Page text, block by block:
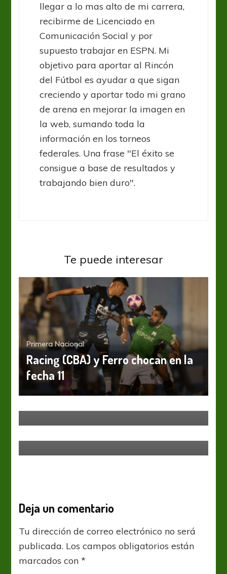
llegar a lo mas alto de mi carrera,
recibirme de Licenciado en
Comunicación Social y por
supuesto trabajar en ESPN. Mi
objetivo para aportar al Rincón
del Fútbol es ayudar a que sigan
creciendo y aportar todo mi grano
de arena en mejorar la imagen en
la web, sumando toda la
información en los torneos
federales. Una frase "El éxito se
consigue a base de resultados y
trabajando bien duro".
Te puede interesar
Primera Nacional
Racing (CBA) y Ferro chocan en la
fecha 11
Primera Nacional
Primera Nacional – Resultados y
Deja un comentario
Tu dirección de correo electrónico no será
publicada. Los campos obligatorios están
marcados con*